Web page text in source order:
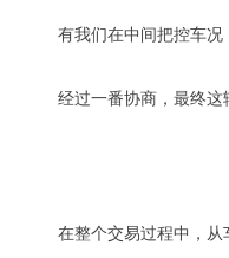
有我们在中间把控车况
经过一番协商，最终这
在整个交易过程中，从